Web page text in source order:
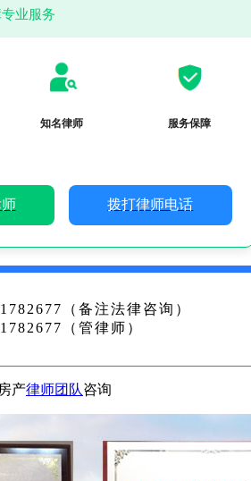
业服务
知名律师 服务保障
拨打律师电话
（备注法律咨询）
（管律师）
产律师团队咨询